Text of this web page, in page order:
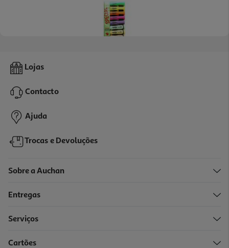
Conjunto De 10 Sublinhadores Auchan
9,99 €
Lojas
Contacto
Ajuda
Trocas e Devoluções
Sobre a Auchan
Entregas
Serviços
Cartões